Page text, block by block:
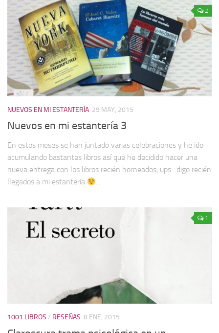
2
NUEVOS EN MI ESTANTERÍA 29 MAY, 2015
Nuevos en mi estantería 3
En estos meses se han juntado varias celebraciones y he ido
acumulando bastantes libros así que he decidido hacer una
nueva entrega con los libros recién horneados, ups…digo recién
llegados a mi estantería
...
1
1001 LIBROS / RESEÑAS 8 ENE, 2015